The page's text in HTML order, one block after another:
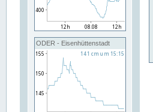
ODER - Eisenhüttenstadt